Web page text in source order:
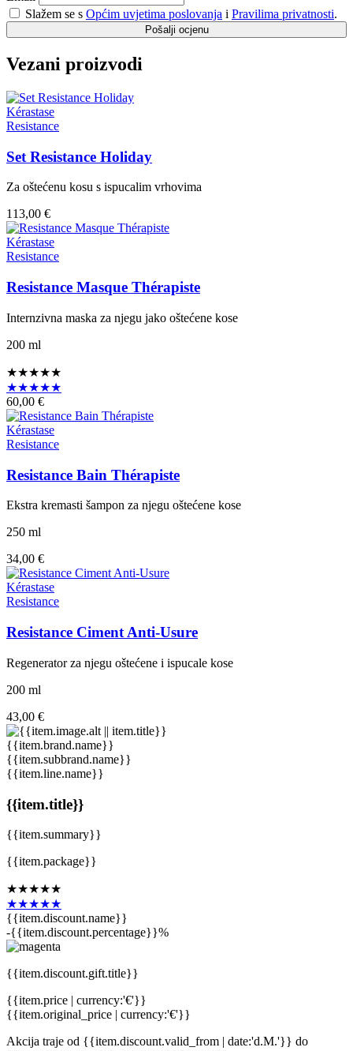
Slažem se s Općim uvjetima poslovanja i Pravilima privatnosti.
Pošalji ocjenu
Vezani proizvodi
Kérastase
Resistance
Set Resistance Holiday
Za oštećenu kosu s ispucalim vrhovima
113,00 €
Kérastase
Resistance
Resistance Masque Thérapiste
Internzivna maska za njegu jako oštećene kose
200 ml
★★★★★
★★★★★
60,00 €
Kérastase
Resistance
Resistance Bain Thérapiste
Ekstra kremasti šampon za njegu oštećene kose
250 ml
34,00 €
Kérastase
Resistance
Resistance Ciment Anti-Usure
Regenerator za njegu oštećene i ispucale kose
200 ml
43,00 €
{{item.brand.name}}
{{item.subbrand.name}}
{{item.line.name}}
{{item.title}}
{{item.summary}}
{{item.package}}
★★★★★
★★★★★
{{item.discount.name}}
-{{item.discount.percentage}}%
{{item.discount.gift.title}}
{{item.price | currency:'€'}}
{{item.original_price | currency:'€'}}
Akcija traje od {{item.discount.valid_from | date:'d.M.'}} do